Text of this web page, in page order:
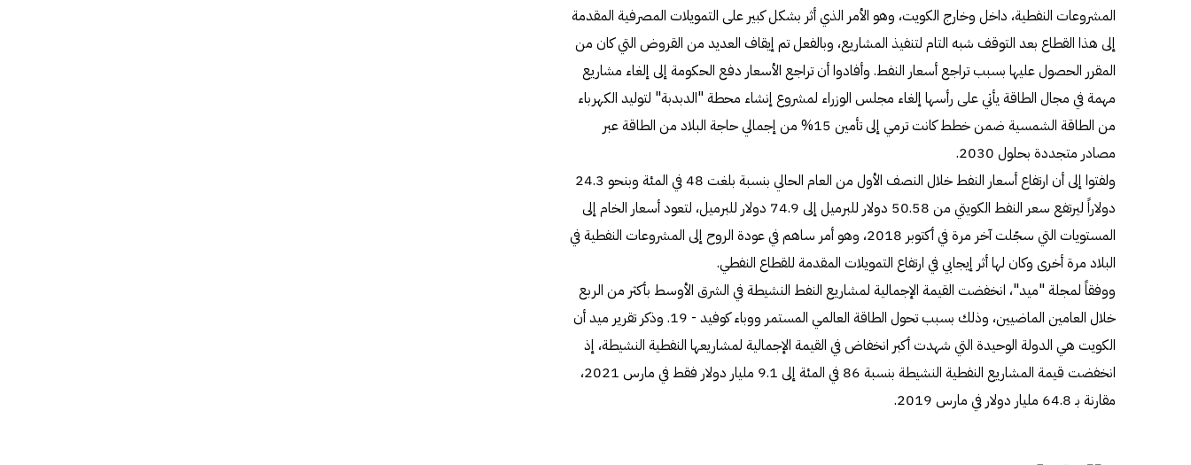
المشروعات النفطية، داخل وخارج الكويت، وهو الأمر الذي أثر بشكل كبير على التمويلات المصرفية المقدمة
إلى هذا القطاع بعد التوقف شبه التام لتنفيذ المشاريع، وبالفعل تم إيقاف العديد من القروض التي كان من
المقرر الحصول عليها بسبب تراجع أسعار النفط. وأفادوا أن تراجع الأسعار دفع الحكومة إلى إلغاء مشاريع
مهمة في مجال الطاقة يأتي على رأسها إلغاء مجلس الوزراء لمشروع إنشاء محطة "الدبدبة" لتوليد الكهرباء
من الطاقة الشمسية ضمن خطط كانت ترمي إلى تأمين 15% من إجمالي حاجة البلاد من الطاقة عبر
مصادر متجددة بحلول 2030.
ولفتوا إلى أن ارتفاع أسعار النفط خلال النصف الأول من العام الحالي بنسبة بلغت 48 في المئة وبنحو 24.3
دولاراً ليرتفع سعر النفط الكويتي من 50.58 دولار للبرميل إلى 74.9 دولار للبرميل، لتعود أسعار الخام إلى
المستويات التي سجّلت آخر مرة في أكتوبر 2018، وهو أمر ساهم في عودة الروح إلى المشروعات النفطية في
البلاد مرة أخرى وكان لها أثر إيجابي في ارتفاع التمويلات المقدمة للقطاع النفطي.
ووفقاً لمجلة "ميد"، انخفضت القيمة الإجمالية لمشاريع النفط النشيطة في الشرق الأوسط بأكثر من الربع
خلال العامين الماضيين، وذلك بسبب تحول الطاقة العالمي المستمر ووباء كوفيد - 19. وذكر تقرير ميد أن
الكويت هي الدولة الوحيدة التي شهدت أكبر انخفاض في القيمة الإجمالية لمشاريعها النفطية النشيطة، إذ
انخفضت قيمة المشاريع النفطية النشيطة بنسبة 86 في المئة إلى 9.1 مليار دولار فقط في مارس 2021،
مقارنة بـ 64.8 مليار دولار في مارس 2019.